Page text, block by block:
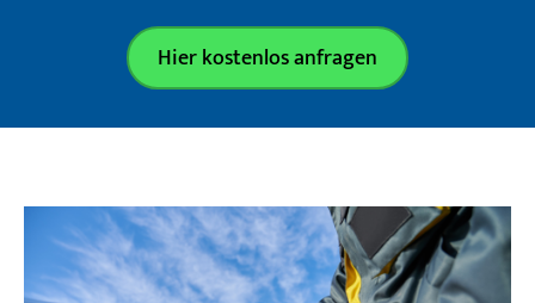
Hier kostenlos anfragen